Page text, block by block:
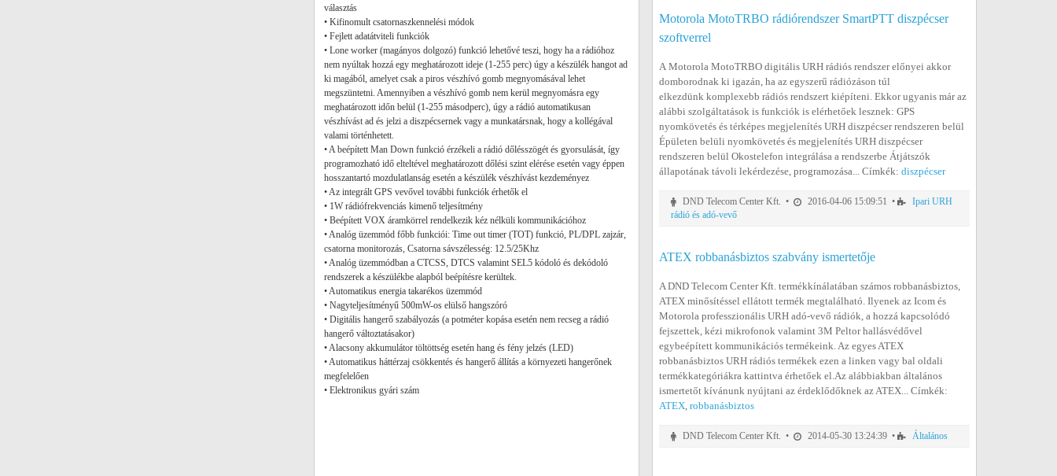
választás
• Kifinomult csatornaszkennelési módok
• Fejlett adatátviteli funkciók
• Lone worker (magányos dolgozó) funkció lehetővé teszi, hogy ha a rádióhoz
nem nyúltak hozzá egy meghatározott ideje (1-255 perc) úgy a készülék hangot ad
ki magából, amelyet csak a piros vészhívó gomb megnyomásával lehet
megszüntetni. Amennyiben a vészhívó gomb nem kerül megnyomásra egy
meghatározott időn belül (1-255 másodperc), úgy a rádió automatikusan
vészhívást ad és jelzi a diszpécsernek vagy a munkatársnak, hogy a kollégával
valami történhetett.
• A beépített Man Down funkció érzékeli a rádió dőlésszögét és gyorsulását, így
programozható idő elteltével meghatározott dőlési szint elérése esetén vagy éppen
hosszantartó mozdulatlanság esetén a készülék vészhívást kezdeményez
• Az integrált GPS vevővel további funkciók érhetők el
• 1W rádiófrekvenciás kimenő teljesítmény
• Beépített VOX áramkörrel rendelkezik kéz nélküli kommunikációhoz
• Analóg üzemmód főbb funkciói: Time out timer (TOT) funkció, PL/DPL zajzár,
csatorna monitorozás, Csatorna sávszélesség: 12.5/25Khz
• Analóg üzemmódban a CTCSS, DTCS valamint SEL5 kódoló és dekódoló
rendszerek a készülékbe alapból beépítésre kerültek.
• Automatikus energia takarékos üzemmód
• Nagyteljesítményű 500mW-os elülső hangszóró
• Digitális hangerő szabályozás (a potméter kopása esetén nem recseg a rádió
hangerő változtatásakor)
• Alacsony akkumulátor töltöttség esetén hang és fény jelzés (LED)
• Automatikus háttérzaj csökkentés és hangerő állítás a környezeti hangerőnek
megfelelően
• Elektronikus gyári szám
Motorola MotoTRBO rádiórendszer SmartPTT diszpécser
szoftverrel
A Motorola MotoTRBO digitális URH rádiós rendszer előnyei akkor
domborodnak ki igazán, ha az egyszerű rádiózáson túl
elkezdünk komplexebb rádiós rendszert kiépíteni. Ekkor ugyanis már az
alábbi szolgáltatások is funkciók is elérhetőek lesznek: GPS
nyomkövetés és térképes megjelenítés URH diszpécser rendszeren belül
Épületen belüli nyomkövetés és megjelenítés URH diszpécser
rendszeren belül Okostelefon integrálása a rendszerbe Átjátszók
állapotának távoli lekérdezése, programozása... Címkék: diszpécser
DND Telecom Center Kft. • 2016-04-06 15:09:51 •
Ipari URH
rádió és adó-vevő
ATEX robbanásbiztos szabvány ismertetője
A DND Telecom Center Kft. termékkínálatában számos robbanásbiztos,
ATEX minősítéssel ellátott termék megtalálható. Ilyenek az Icom és
Motorola professzionális URH adó-vevő rádiók, a hozzá kapcsolódó
fejszettek, kézi mikrofonok valamint 3M Peltor hallásvédővel
egybeépített kommunikációs termékeink. Az egyes ATEX
robbanásbiztos URH rádiós termékek ezen a linken vagy bal oldali
termékkategóriákra kattintva érhetőek el.Az alábbiakban általános
ismertetőt kívánunk nyújtani az érdeklődőknek az ATEX... Címkék:
ATEX, robbanásbiztos
DND Telecom Center Kft. • 2014-05-30 13:24:39 • Általános